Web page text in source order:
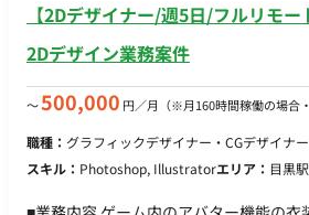
・上流工程（情報設計、ワイヤーフレ
ン経験 【求める人物像】 ・新しい技術（AIなど）を柔軟に受け
目線でToC向けの使いやすいデザインを追求で
【2Dデザイナー/週5日/フルリモ
2Dデザイン業務案件
〜500,000 円／月 （※月160時間稼働の場合
職種： グラフィックデザイナー・CGデザイナ
スキル： Photoshop, Illustratorエリア： 目黒駅